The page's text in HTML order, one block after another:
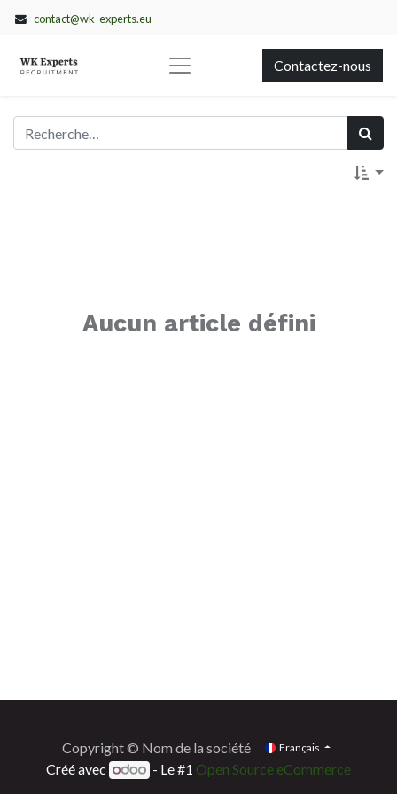
contact@wk-experts.eu
Contactez-nous
Aucun article défini
Copyright © Nom de la société Français
Créé avec - Le #1 Open Source eCommerce